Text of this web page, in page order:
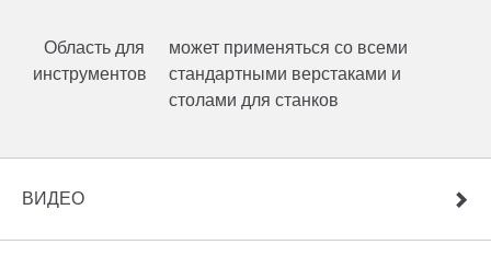
Область для
инструментов
может применяться со всеми
стандартными верстаками и
столами для станков
ВИДЕО